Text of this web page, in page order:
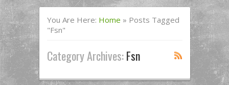
You Are Here: Home » Posts Tagged
"fsn"
Category Archives:Fsn